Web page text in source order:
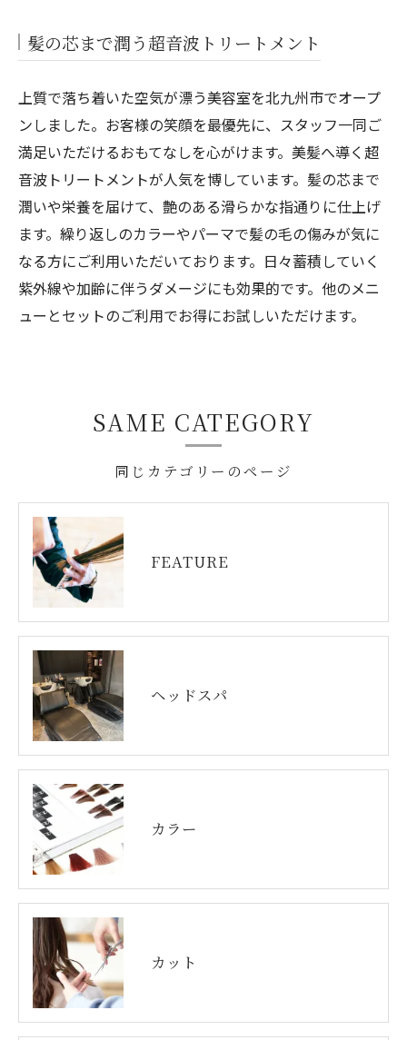
髪の芯まで潤う超音波トリートメント
上質で落ち着いた空気が漂う美容室を北九州市でオープ
ンしました。お客様の笑顔を最優先に、スタッフ一同ご
満足いただけるおもてなしを心がけます。美髪へ導く超
音波トリートメントが人気を博しています。髪の芯まで
潤いや栄養を届けて、艶のある滑らかな指通りに仕上げ
ます。繰り返しのカラーやパーマで髪の毛の傷みが気に
なる方にご利用いただいております。日々蓄積していく
紫外線や加齢に伴うダメージにも効果的です。他のメニ
ューとセットのご利用でお得にお試しいただけます。
同じカテゴリーのページ
SAME CATEGORY
FEATURE
ヘッドスパ
カラー
カット